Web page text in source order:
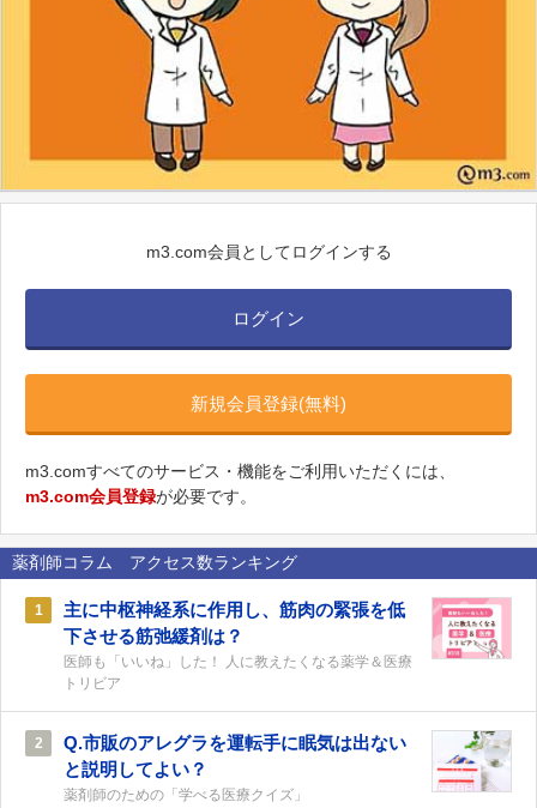
m3.com会員としてログインする
ログイン
新規会員登録(無料)
m3.comすべてのサービス・機能をご利用いただくには、
m3.com会員登録が必要です。
薬剤師コラム アクセス数ランキング
1
主に中枢神経系に作用し、筋肉の緊張を低
下させる筋弛緩剤は？
医師も「いいね」した！ 人に教えたくなる薬学＆医療
トリビア
2
Q.市販のアレグラを運転手に眠気は出ない
と説明してよい？
薬剤師のための「学べる医療クイズ」